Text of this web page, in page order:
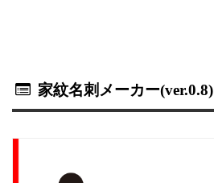
家紋名刺メーカー(ver.0.8)